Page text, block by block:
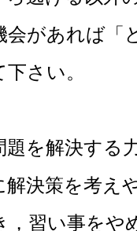
会があれば「
さい。
解決する力
解決策を考え
，習い事を